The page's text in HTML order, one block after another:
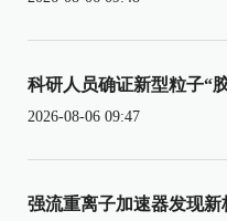
科研人员确证新型粒子“
2026-08-06 09:47
强流重离子加速器发现新